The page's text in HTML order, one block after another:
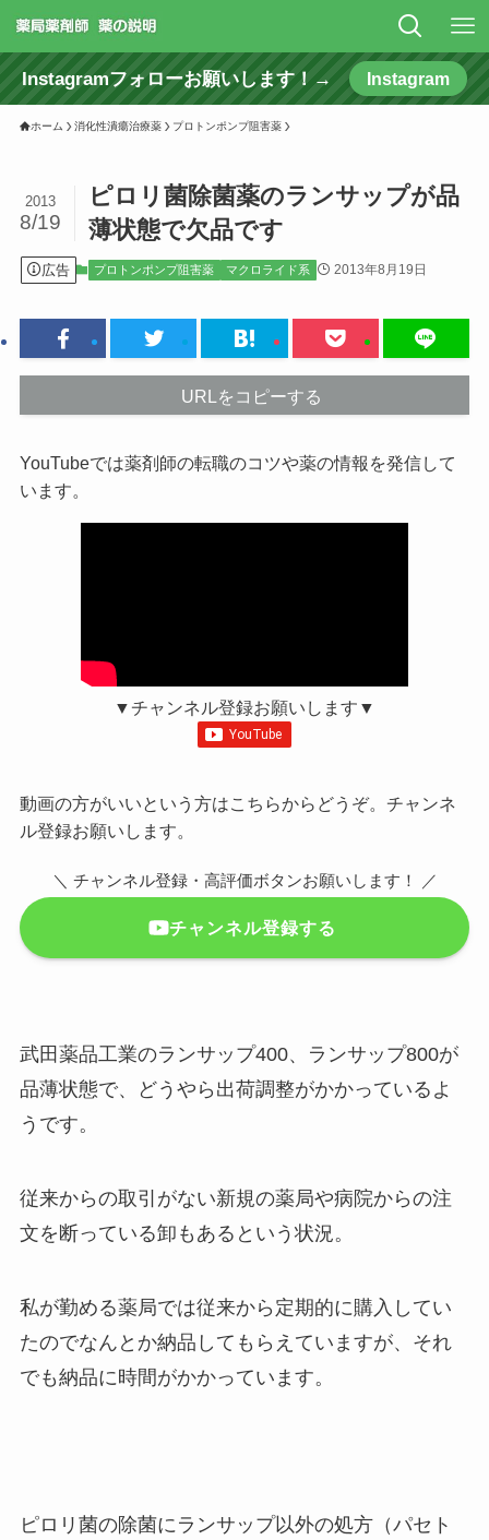
Instagramフォローお願いします！→ Instagram
ホーム 消化性潰瘍治療薬 プロトンポンプ阻害薬
ピロリ菌除菌薬のランサップが品
薄状態で欠品です
2013
8/19
広告 プロトンポンプ阻害薬 マクロライド系 2013年8月19日
URLをコピーする
YouTubeでは薬剤師の転職のコツや薬の情報を発信して
います。
▼チャンネル登録お願いします▼
動画の方がいいという方はこちらからどうぞ。チャンネ
ル登録お願いします。
＼ チャンネル登録・高評価ボタンお願いします！ ／
チャンネル登録する
武田薬品工業のランサップ400、ランサップ800が
品薄状態で、どうやら出荷調整がかかっているよ
うです。
従来からの取引がない新規の薬局や病院からの注
文を断っている卸もあるという状況。
私が勤める薬局では従来から定期的に購入してい
たのでなんとか納品してもらえていますが、それ
でも納品に時間がかかっています。
ピロリ菌の除菌にランサップ以外の処方（パセト